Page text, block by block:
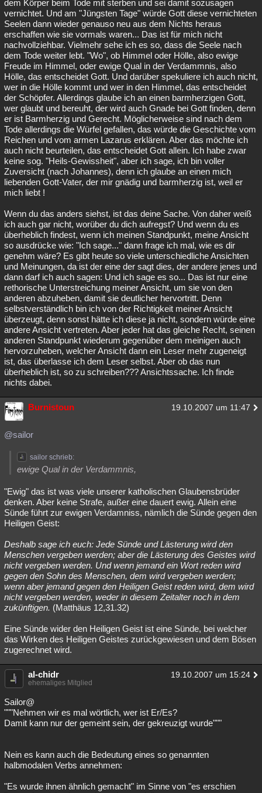
dem Körper beim Tode mit sterben und sei damit sozusagen
vernichtet. Und am "Jüngsten Tage" würde Gott diese vernichteten
Seelen dann wieder genauso neu aus dem Nichts heraus
erschaffen wie sie vormals waren... Das ist für mich nicht
nachvollziehbar. Vielmehr sehe ich es so, dass die Seele nach
dem Tode weiter lebt. "Wo", ob Himmel oder Hölle, also ewige
Freude im Himmel, oder ewige Qual in der Verdammnis, also
Hölle, das entscheidet Gott. Und darüber spekuliere ich auch nicht,
wer in die Hölle kommt und wer in den Himmel, das entscheidet
der Schöpfer. Allerdings glaube ich an einen barmherzigen Gott,
wer glaubt und bereuht, der wird auch Gnade bei Gott finden, denn
er ist Barmherzig und Gerecht. Möglicherweise sind nach dem
Tode allerdings die Würfel gefallen, das würde die Geschichte vom
Reichen und vom armen Lazarus erklären. Aber das möchte ich
auch nicht beurteilen, das entscheidet Gott allein. Ich habe zwar
keine sog. "Heils-Gewissheit", aber ich sage, ich bin voller
Zuversicht (nach Johannes), denn ich glaube an einen mich
liebenden Gott-Vater, der mir gnädig und barmherzig ist, weil er
mich liebt !
Wenn du das anders siehst, ist das deine Sache. Von daher weiß
ich auch gar nicht, worüber du dich aufregst? Und wenn du es
überheblich findest, wenn ich meinen Standpunkt, meine Ansicht
so ausdrücke wie: "Ich sage..." dann frage ich mal, wie es dir
genehm wäre? Es gibt heute so viele unterschiedliche Ansichten
und Meinungen, da ist der eine der sagt dies, der andere jenes und
dann darf ich auch sagen: Und ich sage es so... Das ist nur eine
rethorische Unterstreichung meiner Ansicht, um sie von den
anderen abzuheben, damit sie deutlicher hervortritt. Denn
selbstverständlich bin ich von der Richtigkeit meiner Ansicht
überzeugt, denn sonst hätte ich diese ja nicht, sondern würde eine
andere Ansicht vertreten. Aber jeder hat das gleiche Recht, seinen
anderen Standpunkt wiederum gegenüber dem meinigen auch
hervorzuheben, welcher Ansicht dann ein Leser mehr zugeneigt
ist, das überlasse ich dem Leser selbst. Aber ob das nun
überheblich ist, so zu schreiben??? Ansichtssache. Ich finde
nichts dabei.
Burnistoun 19.10.2007 um 11:47
@sailor
sailor schrieb:
ewige Qual in der Verdammnis,
"Ewig" das ist was viele unserer katholischen Glaubensbrüder
denken. Aber keine Strafe, außer eine dauert ewig. Allein eine
Sünde führt zur ewigen Verdamniss, nämlich die Sünde gegen den
Heiligen Geist:
Deshalb sage ich euch: Jede Sünde und Lästerung wird den
Menschen vergeben werden; aber die Lästerung des Geistes wird
nicht vergeben werden. Und wenn jemand ein Wort reden wird
gegen den Sohn des Menschen, dem wird vergeben werden;
wenn aber jemand gegen den Heiligen Geist reden wird, dem wird
nicht vergeben werden, weder in diesem Zeitalter noch in dem
zukünftigen. (Matthäus 12,31.32)
Eine Sünde wider den Heiligen Geist ist eine Sünde, bei welcher
das Wirken des Heiligen Geistes zurückgewiesen und dem Bösen
zugerechnet wird.
al-chidr 19.10.2007 um 15:24
ehemaliges Mitglied
Sailor@
"""Nehmen wir es mal wörtlich, wer ist Er/Es?
Damit kann nur der gemeint sein, der gekreuzigt wurde"""
Nein es kann auch die Bedeutung eines so genannten
halbmodalen Verbs annehmen:
"Es wurde ihnen ähnlich gemacht" im Sinne von "es erschien